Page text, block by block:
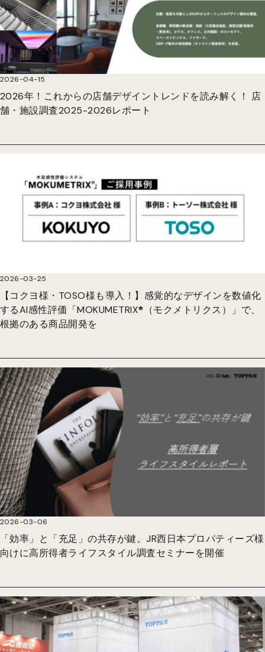
2026-04-15
2026年！これからの店舗デザイントレンドを読み解く！ 店
舗・施設調査2025-2026レポート
2026-03-25
【コクヨ様・TOSO様も導入！】感覚的なデザインを数値化
するAI感性評価「MOKUMETRIX®︎（モクメトリクス）」で、
根拠のある商品開発を
2026-03-06
「効率」と「充足」の共存が鍵。JR西日本プロパティーズ様
向けに高所得者ライフスタイル調査セミナーを開催